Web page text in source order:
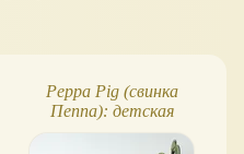
Peppa Pig (свинка
Пеппа): детская
площадка